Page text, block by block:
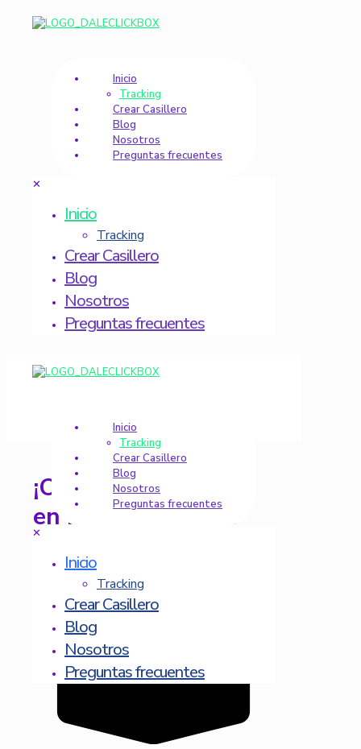
Inicio
Tracking
Crear Casillero
Blog
Nosotros
Preguntas frecuentes
✕
Inicio
Tracking
Crear Casillero
Blog
Nosotros
Preguntas frecuentes
Inicio
Tracking
Crear Casillero
Blog
Nosotros
Preguntas frecuentes
✕
Inicio
Tracking
Crear Casillero
Blog
Nosotros
Preguntas frecuentes
¡Obtén tu casillero
en Miami GRATIS!